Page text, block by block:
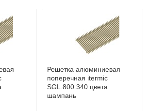
по Москве и Московской области
на сайте в режиме реального
при получении товара как при
(Yandex-деньги, Web-money,
и другие).
расчёт (возможно и с НДС)
Решетка алюминиевая
поперечная itermic
SGL.800.340 цвета
шампань